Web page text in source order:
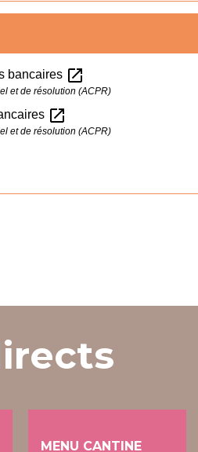
bancaires open_in_new
et de résolution (ACPR)
open_in_new
et de résolution (ACPR)
MENU CANTINE